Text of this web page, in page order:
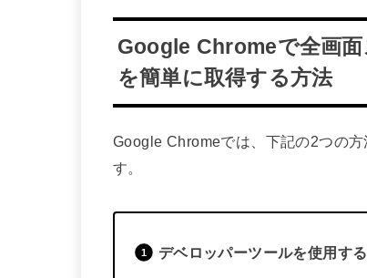
Google Chromeで全画
を簡単に取得する方法
Google Chromeでは、下記の2つの
す。
デベロッパーツールを使用す